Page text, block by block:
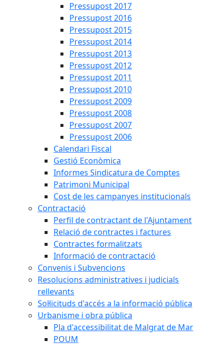
Pressupost 2017
Pressupost 2016
Pressupost 2015
Pressupost 2014
Pressupost 2013
Pressupost 2012
Pressupost 2011
Pressupost 2010
Pressupost 2009
Pressupost 2008
Pressupost 2007
Pressupost 2006
Calendari Fiscal
Gestió Econòmica
Informes Sindicatura de Comptes
Patrimoni Municipal
Cost de les campanyes institucionals
Contractació
Perfil de contractant de l'Ajuntament
Relació de contractes i factures
Contractes formalitzats
Informació de contractació
Convenis i Subvencions
Resolucions administratives i judicials
rellevants
Sol·licituds d'accés a la informació pública
Urbanisme i obra pública
Pla d'accessibilitat de Malgrat de Mar
POUM